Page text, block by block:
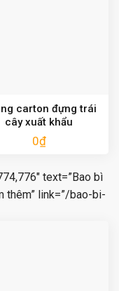
carton đựng trái
cây xuất khẩu
0₫
text=”Bao bì
thêm” link=”/bao-bi-